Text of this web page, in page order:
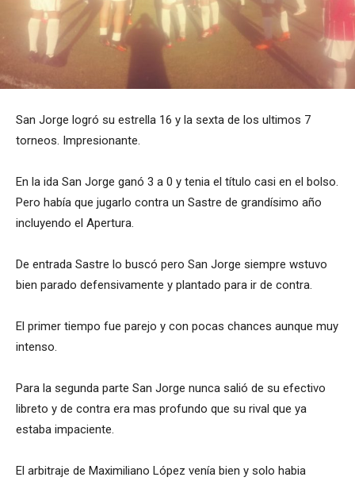
San Jorge logró su estrella 16 y la sexta de los ultimos 7
torneos. Impresionante.
En la ida San Jorge ganó 3 a 0 y tenia el título casi en el bolso.
Pero había que jugarlo contra un Sastre de grandísimo año
incluyendo el Apertura.
De entrada Sastre lo buscó pero San Jorge siempre wstuvo
bien parado defensivamente y plantado para ir de contra.
El primer tiempo fue parejo y con pocas chances aunque muy
intenso.
Para la segunda parte San Jorge nunca salió de su efectivo
libreto y de contra era mas profundo que su rival que ya
estaba impaciente.
El arbitraje de Maximiliano López venía bien y solo habia